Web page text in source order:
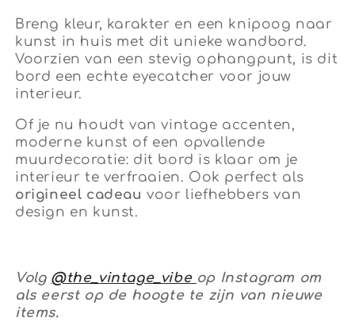
Breng kleur, karakter en een knipoog naar
kunst in huis met dit unieke wandbord.
Voorzien van een stevig ophangpunt, is dit
bord een echte eyecatcher voor jouw
interieur.
Of je nu houdt van vintage accenten,
moderne kunst of een opvallende
muurdecoratie: dit bord is klaar om je
interieur te verfraaien. Ook perfect als
origineel cadeau voor liefhebbers van
design en kunst.
Volg @the_vintage_vibe op Instagram om
als eerst op de hoogte te zijn van nieuwe
items.